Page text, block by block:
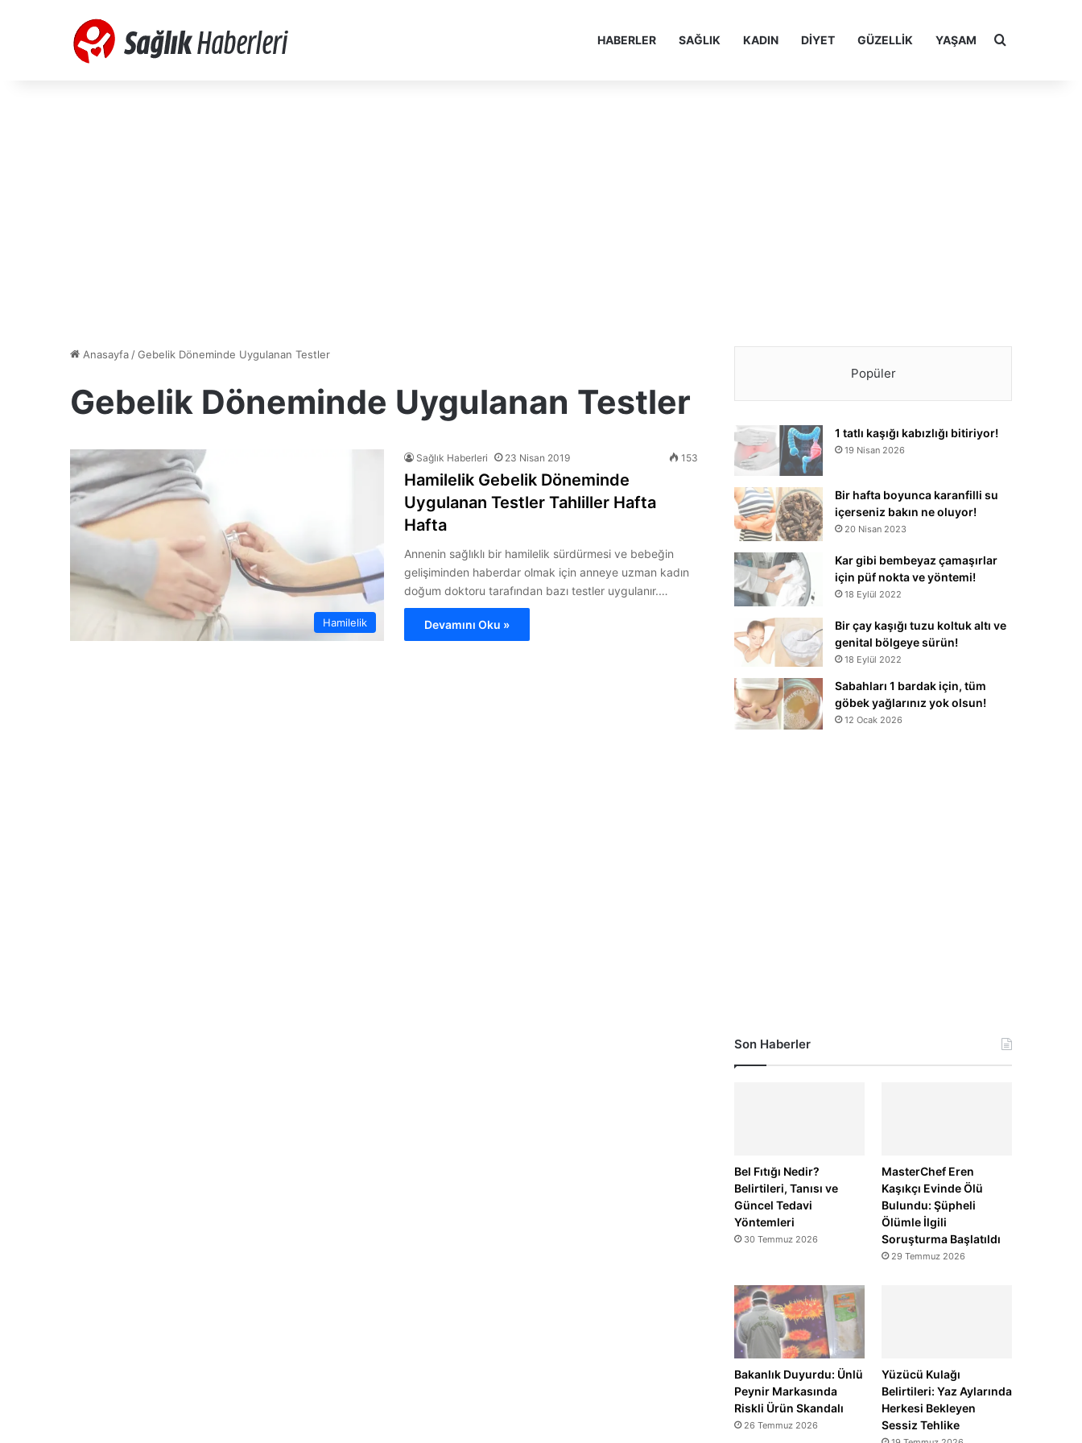
HABERLER SAĞLIK KADIN DIYET GÜZELLIK YAŞAM Arama yap
Anasayfa /Gebelik Döneminde Uygulanan Testler
Gebelik Döneminde Uygulanan Testler
Hamilelik
Sağlık Haberleri 23 Nisan 2019 153
Hamilelik Gebelik Döneminde
Uygulanan Testler Tahliller Hafta
Hafta
Annenin sağlıklı bir hamilelik sürdürmesi ve bebeğin
gelişiminden haberdar olmak için anneye uzman kadın
doğum doktoru tarafından bazı testler uygulanır.…
Devamını Oku »
Popüler
1 tatlı kaşığı kabızlığı bitiriyor!
19 Nisan 2026
Bir hafta boyunca karanfilli su
içerseniz bakın ne oluyor!
20 Nisan 2023
Kar gibi bembeyaz çamaşırlar
için püf nokta ve yöntemi!
18 Eylül 2022
Bir çay kaşığı tuzu koltuk altı ve
genital bölgeye sürün!
18 Eylül 2022
Sabahları 1 bardak için, tüm
göbek yağlarınız yok olsun!
12 Ocak 2026
Son Haberler
Bel Fıtığı Nedir?
Belirtileri, Tanısı ve
Güncel Tedavi
Yöntemleri
30 Temmuz 2026
MasterChef Eren
Kaşıkçı Evinde Ölü
Bulundu: Şüpheli
Ölümle İlgili
Soruşturma Başlatıldı
29 Temmuz 2026
Bakanlık Duyurdu: Ünlü
Peynir Markasında
Riskli Ürün Skandalı
26 Temmuz 2026
Yüzücü Kulağı
Belirtileri: Yaz Aylarında
Herkesi Bekleyen
Sessiz Tehlike